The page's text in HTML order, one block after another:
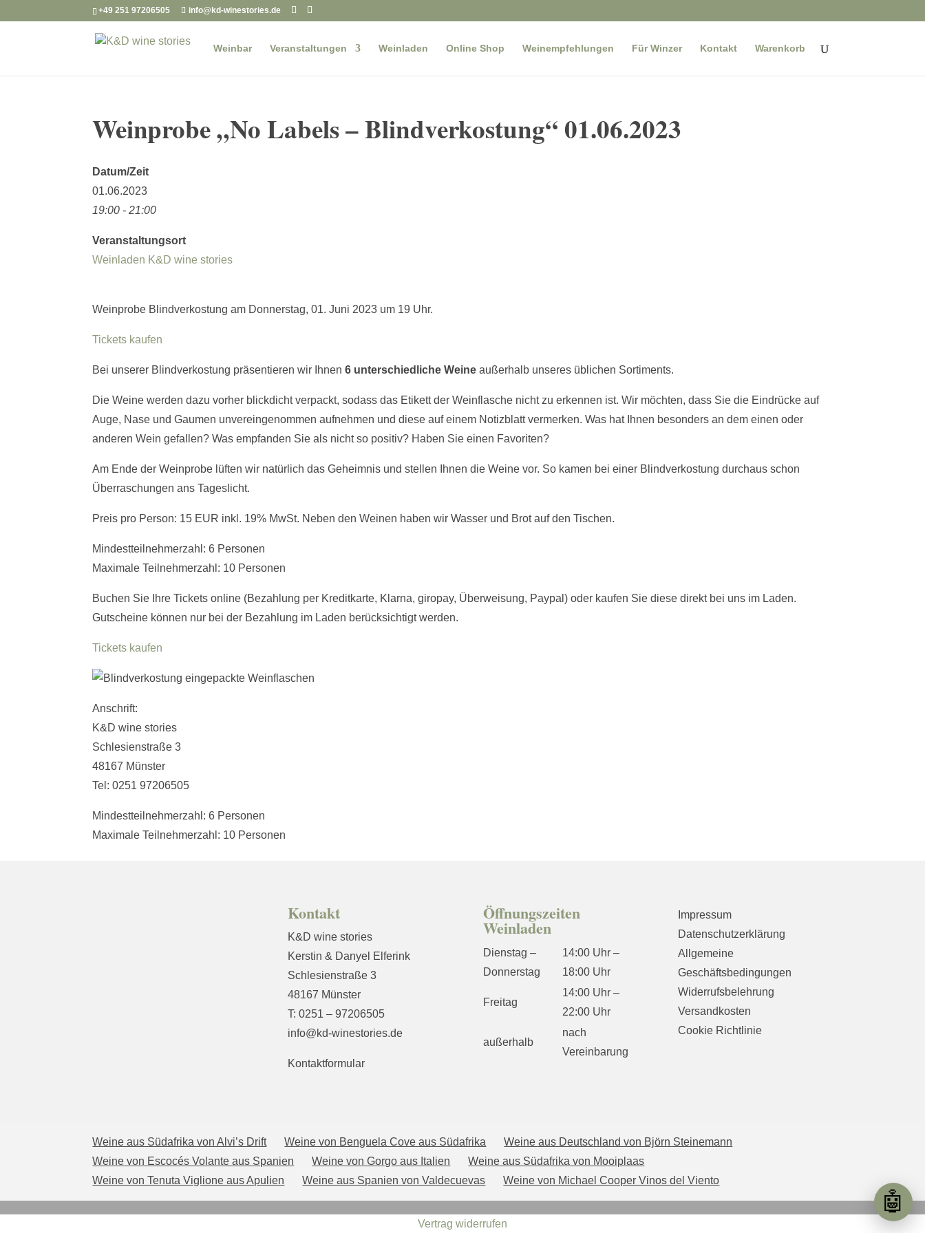
+49 251 97206505 info@kd-winestories.de
Weinbar Veranstaltungen Weinladen Online Shop Weinempfehlungen Für Winzer Kontakt Warenkorb
Weinprobe „No Labels – Blindverkostung“ 01.06.2023
Datum/Zeit
01.06.2023
19:00 - 21:00
Veranstaltungsort
Weinladen K&D wine stories
Weinprobe Blindverkostung am Donnerstag, 01. Juni 2023 um 19 Uhr.
Tickets kaufen
Bei unserer Blindverkostung präsentieren wir Ihnen6 unterschiedliche Weine außerhalb unseres üblichen Sortiments.
Die Weine werden dazu vorher blickdicht verpackt, sodass das Etikett der Weinflasche nicht zu erkennen ist. Wir möchten, dass Sie die Eindrücke auf
Auge, Nase und Gaumen unvereingenommen aufnehmen und diese auf einem Notizblatt vermerken. Was hat Ihnen besonders an dem einen oder
anderen Wein gefallen? Was empfanden Sie als nicht so positiv? Haben Sie einen Favoriten?
Am Ende der Weinprobe lüften wir natürlich das Geheimnis und stellen Ihnen die Weine vor. So kamen bei einer Blindverkostung durchaus schon
Überraschungen ans Tageslicht.
Preis pro Person: 15 EUR inkl. 19% MwSt. Neben den Weinen haben wir Wasser und Brot auf den Tischen.
Mindestteilnehmerzahl: 6 Personen
Maximale Teilnehmerzahl: 10 Personen
Buchen Sie Ihre Tickets online (Bezahlung per Kreditkarte, Klarna, giropay, Überweisung, Paypal) oder kaufen Sie diese direkt bei uns im Laden.
Gutscheine können nur bei der Bezahlung im Laden berücksichtigt werden.
Tickets kaufen
Anschrift:
K&D wine stories
Schlesienstraße 3
48167 Münster
Tel: 0251 97206505
Mindestteilnehmerzahl: 6 Personen
Maximale Teilnehmerzahl: 10 Personen
Kontakt
K&D wine stories
Kerstin & Danyel Elferink
Schlesienstraße 3
48167 Münster
T: 0251 – 97206505
info@kd-winestories.de
Kontaktformular
Öffnungszeiten
Weinladen
Dienstag –
Donnerstag
14:00 Uhr –
18:00 Uhr
Freitag
14:00 Uhr –
22:00 Uhr
außerhalb
nach
Vereinbarung
Impressum
Datenschutzerklärung
Allgemeine
Geschäftsbedingungen
Widerrufsbelehrung
Versandkosten
Cookie Richtlinie
Weine aus Südafrika von Alvi’s Drift Weine von Benguela Cove aus Südafrika
Weine aus Deutschland von Björn Steinemann
Weine von Escocés Volante aus Spanien
Weine von Gorgo aus Italien
Weine aus Südafrika von Mooiplaas
Weine von Tenuta Viglione aus Apulien
Weine aus Spanien von Valdecuevas Weine von Michael Cooper Vinos del Viento
Vertrag widerrufen
🤖